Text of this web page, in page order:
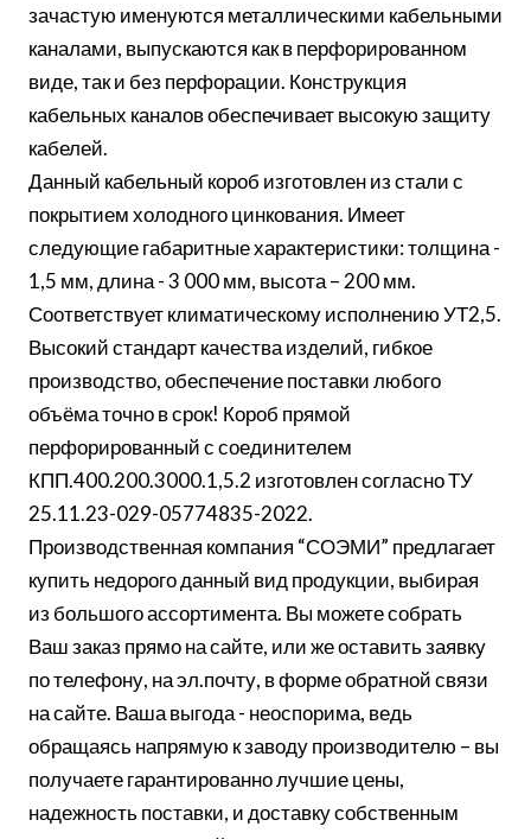
зачастую именуются металлическими кабельными
каналами, выпускаются как в перфорированном
виде, так и без перфорации. Конструкция
кабельных каналов обеспечивает высокую защиту
кабелей.
Данный кабельный короб изготовлен из стали с
покрытием холодного цинкования. Имеет
следующие габаритные характеристики: толщина -
1,5 мм, длина - 3 000 мм, высота – 200 мм.
Соответствует климатическому исполнению УТ2,5.
Высокий стандарт качества изделий, гибкое
производство, обеспечение поставки любого
объёма точно в срок! Короб прямой
перфорированный с соединителем
КПП.400.200.3000.1,5.2 изготовлен согласно ТУ
25.11.23-029-05774835-2022.
Производственная компания “СОЭМИ” предлагает
купить недорого данный вид продукции, выбирая
из большого ассортимента. Вы можете собрать
Ваш заказ прямо на сайте, или же оставить заявку
по телефону, на эл.почту, в форме обратной связи
на сайте. Ваша выгода - неоспорима, ведь
обращаясь напрямую к заводу производителю – вы
получаете гарантированно лучшие цены,
надежность поставки, и доставку собственным